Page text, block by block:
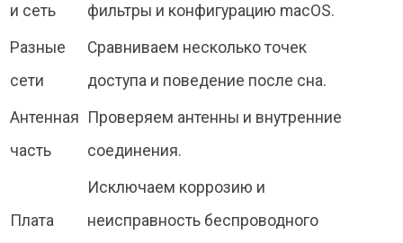
и сеть
фильтры и конфигурацию macOS.
Разные
сети
Сравниваем несколько точек
доступа и поведение после сна.
Антенная
часть
Проверяем антенны и внутренние
соединения.
Плата
Исключаем коррозию и
неисправность беспроводного